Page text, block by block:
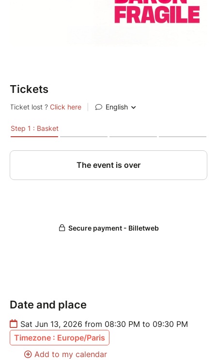
Tickets
Date and place
Sat Jun 13, 2026 from 08:30 PM to 09:30 PM
Timezone : Europe/Paris
Add to my calendar